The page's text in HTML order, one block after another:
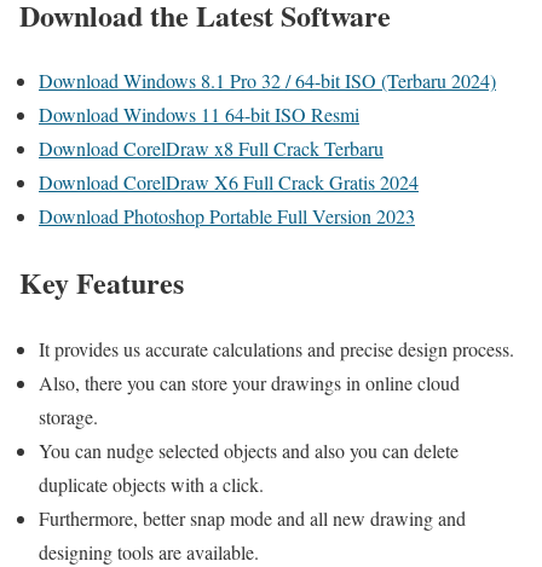
Download the Latest Software
Download Windows 8.1 Pro 32 / 64-bit ISO (Terbaru 2024)
Download Windows 11 64-bit ISO Resmi
Download CorelDraw x8 Full Crack Terbaru
Download CorelDraw X6 Full Crack Gratis 2024
Download Photoshop Portable Full Version 2023
Key Features
It provides us accurate calculations and precise design process.
Also, there you can store your drawings in online cloud
storage.
You can nudge selected objects and also you can delete
duplicate objects with a click.
Furthermore, better snap mode and all new drawing and
designing tools are available.